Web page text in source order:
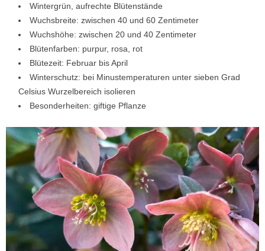
Wintergrün, aufrechte Blütenstände
Wuchsbreite: zwischen 40 und 60 Zentimeter
Wuchshöhe: zwischen 20 und 40 Zentimeter
Blütenfarben: purpur, rosa, rot
Blütezeit: Februar bis April
Winterschutz: bei Minustemperaturen unter sieben Grad
Celsius Wurzelbereich isolieren
Besonderheiten: giftige Pflanze